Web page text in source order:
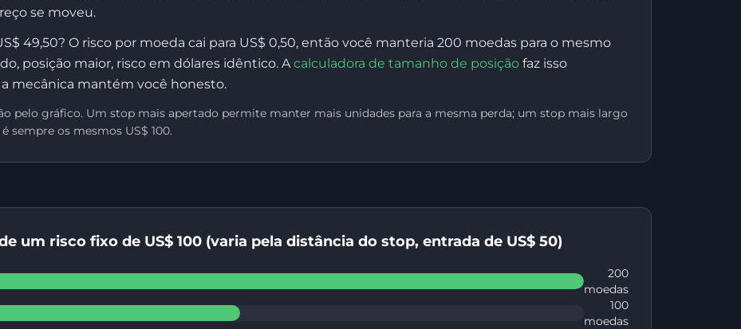
se moveu.
49,50? O risco por moeda cai para US$ 0,50, então você manteria 200 moedas para o mesmo
posição maior, risco em dólares idêntico. Acalculadora de tamanho de posição faz isso
mecânica mantém você honesto.
pelo gráfico. Um stop mais apertado permite manter mais unidades para a mesma perda; um stop mais largo
sempre os mesmos US$ 100.
um risco fixo de US$ 100 (varia pela distância do stop, entrada de US$ 50)
200
moedas
100
moedas